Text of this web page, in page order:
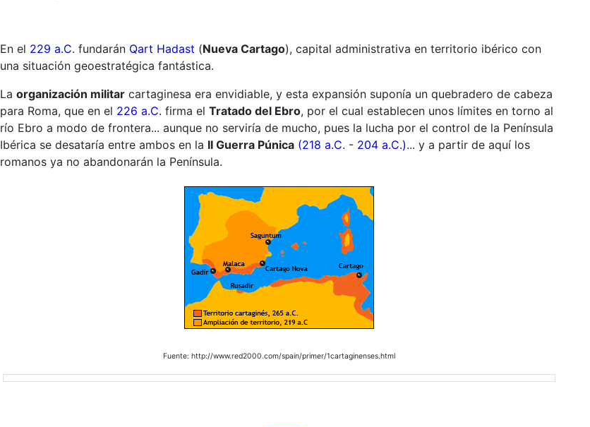
En el 229 a.C. fundarán Qart Hadast (Nueva Cartago), capital administrativa en territorio ibérico con
una situación geoestratégica fantástica.
La organización militarcartaginesa era envidiable, y esta expansión suponía un quebradero de cabeza
para Roma, que en el 226 a.C. firma el Tratado del Ebro, por el cual establecen unos límites en torno al
río Ebro a modo de frontera... aunque no serviría de mucho, pues la lucha por el control de la Península
Ibérica se desataría entre ambos en la II Guerra Púnica (218 a.C. - 204 a.C.)... y a partir de aquí los
romanos ya no abandonarán la Península.
Fuente: http://www.red2000.com/spain/primer/1cartaginenses.html